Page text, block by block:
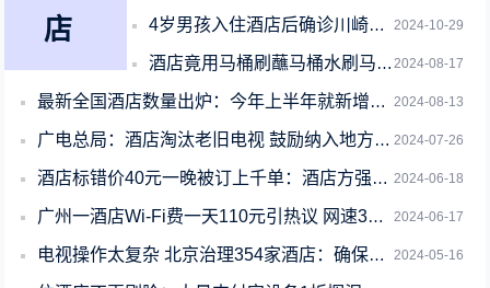
店
2024-10-29
4岁男孩入住酒店后确诊川崎病：淋巴肿大、高烧不退
2024-08-17
酒店竟用马桶刷蘸马桶水刷马桶 员工：又不是下水道的水
2024-08-13
最新全国酒店数量出炉：今年上半年就新增100万个房间
2024-07-26
广电总局：酒店淘汰老旧电视 鼓励纳入地方消费品以旧换新
2024-06-18
酒店标错价40元一晚被订上千单：酒店方强制砍单
2024-06-17
广州一酒店Wi-Fi费一天110元引热议 网速30兆值吗
2024-05-16
电视操作太复杂 北京治理354家酒店：确保开机看直播